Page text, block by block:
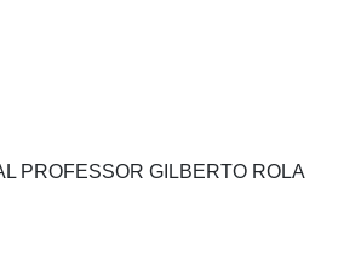
PROFESSOR GILBERTO ROLA